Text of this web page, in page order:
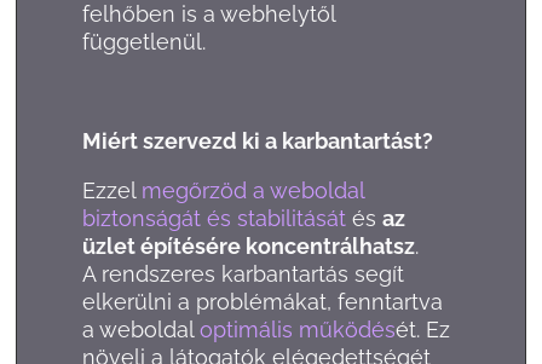
felhőben is a webhelytől
függetlenül.
Miért szervezd ki a karbantartást?
Ezzel megőrzöd a weboldal
biztonságát és stabilitását ésaz
üzlet építésére koncentrálhatsz.
A rendszeres karbantartás segít
elkerülni a problémákat, fenntartva
a weboldaloptimális működését. Ez
növeli a látogatók elégedettségét